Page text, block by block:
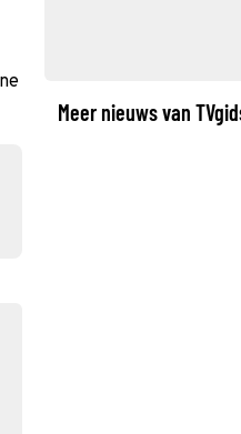
Meer nieuws van